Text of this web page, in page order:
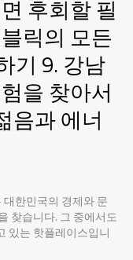
후회할 필
릭의 모든
기 9. 강남
을 찾아서
음과 에너
한민국의 경제와 문
찾습니다. 그 중에서도
있는 핫플레이스입니